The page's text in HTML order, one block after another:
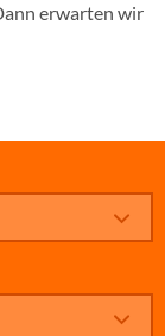
erwarten wir